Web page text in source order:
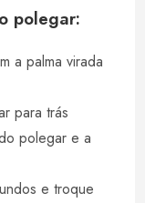
polegar:
a palma virada
para trás
polegar e a
e troque